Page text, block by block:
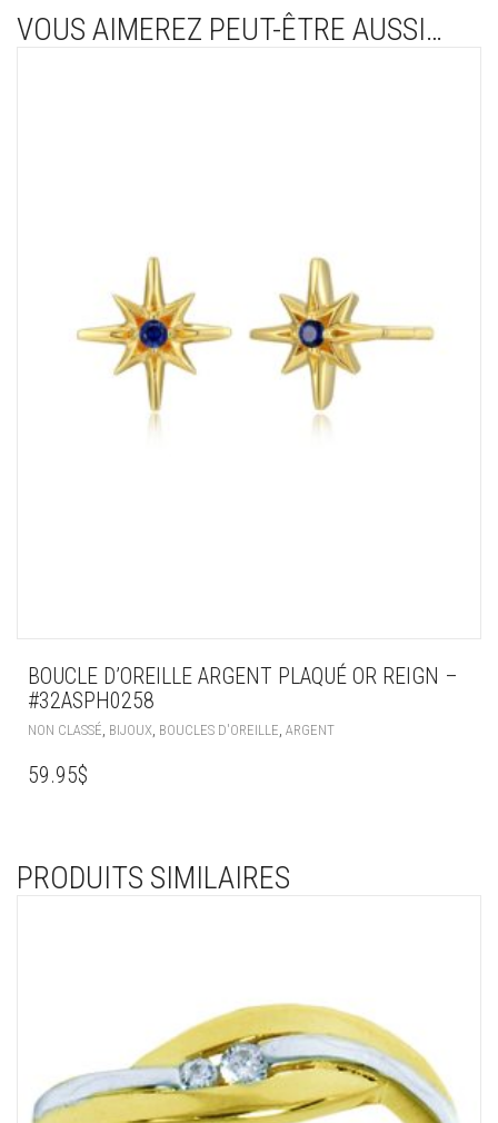
VOUS AIMEREZ PEUT-ÊTRE AUSSI…
BOUCLE D’OREILLE ARGENT PLAQUÉ OR REIGN –
#32ASPH0258
NON CLASSÉ BIJOUX BOUCLES D'OREILLE ARGENT
59.95$
PRODUITS SIMILAIRES